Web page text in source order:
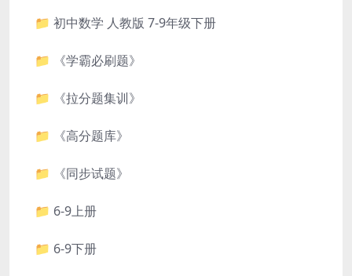
📁 初中数学 人教版 7-9年级下册
📁 《学霸必刷题》
📁 《拉分题集训》
📁 《高分题库》
📁 《同步试题》
📁 6-9上册
📁 6-9下册